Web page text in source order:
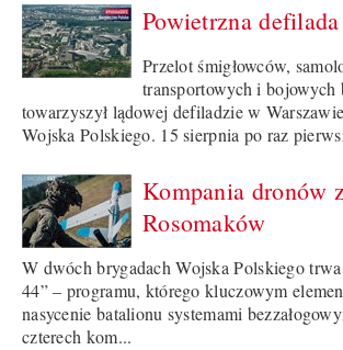
Powietrzna defilada
Przelot śmigłowców,
transportowych i bojowych
towarzyszył lądowej defiladzie w
Wojska Polskiego. 15 sierpnia po raz
Kompania dronów
Rosomaków
W dwóch brygadach Wojska Polskiego
44” – programu, którego kluczowym
nasycenie batalionu systemami
czterech kom...